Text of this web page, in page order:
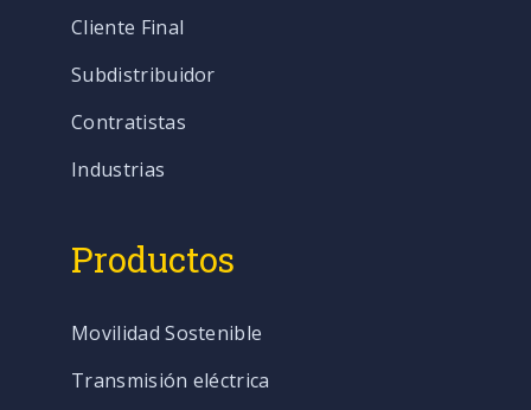
Cliente Final
Subdistribuidor
Contratistas
Industrias
Productos
Movilidad Sostenible
Transmisión eléctrica